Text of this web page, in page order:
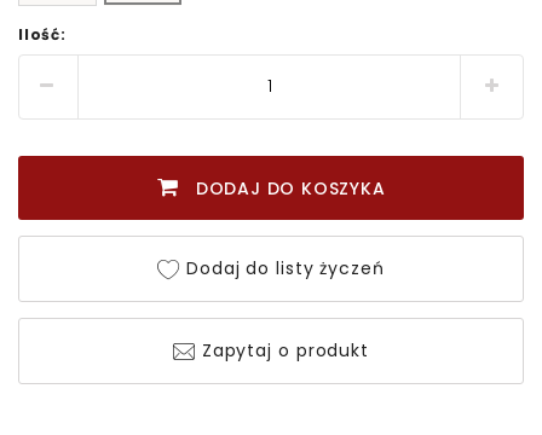
Ilość:
DODAJ DO KOSZYKA
Dodaj do listy życzeń
Zapytaj o produkt